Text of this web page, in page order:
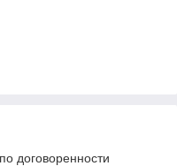
договоренности